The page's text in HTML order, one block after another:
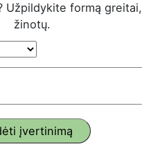
Užpildykite formą
žinotų.